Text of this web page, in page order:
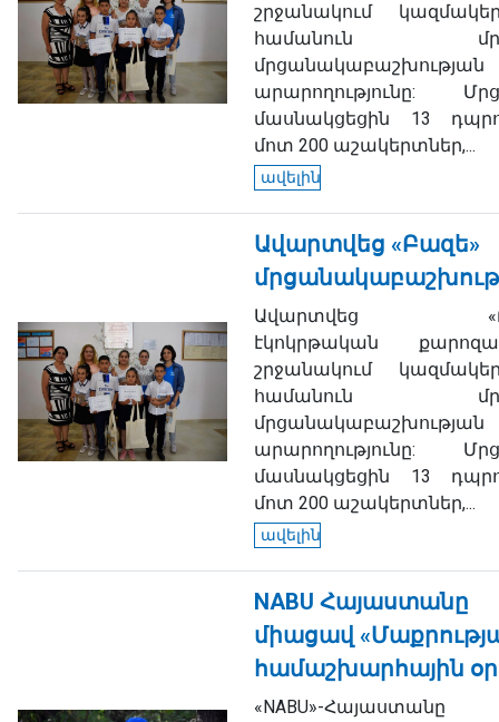
շրջանակում
համանուն
մրցանակաբաշխության
արարողությունը:
մասնակցեցին 13
մոտ 200 աշակերտներ,...
ավելին
Ավարտվեց «Բազե»
Ավարտվեց
էկոկրթական
շրջանակում
համանուն
մրցանակաբաշխության
արարողությունը:
մասնակցեցին 13
մոտ 200 աշակերտներ,...
ավելին
NABU Հայաստանը
միացավ
համաշխարհային
«NABU»-